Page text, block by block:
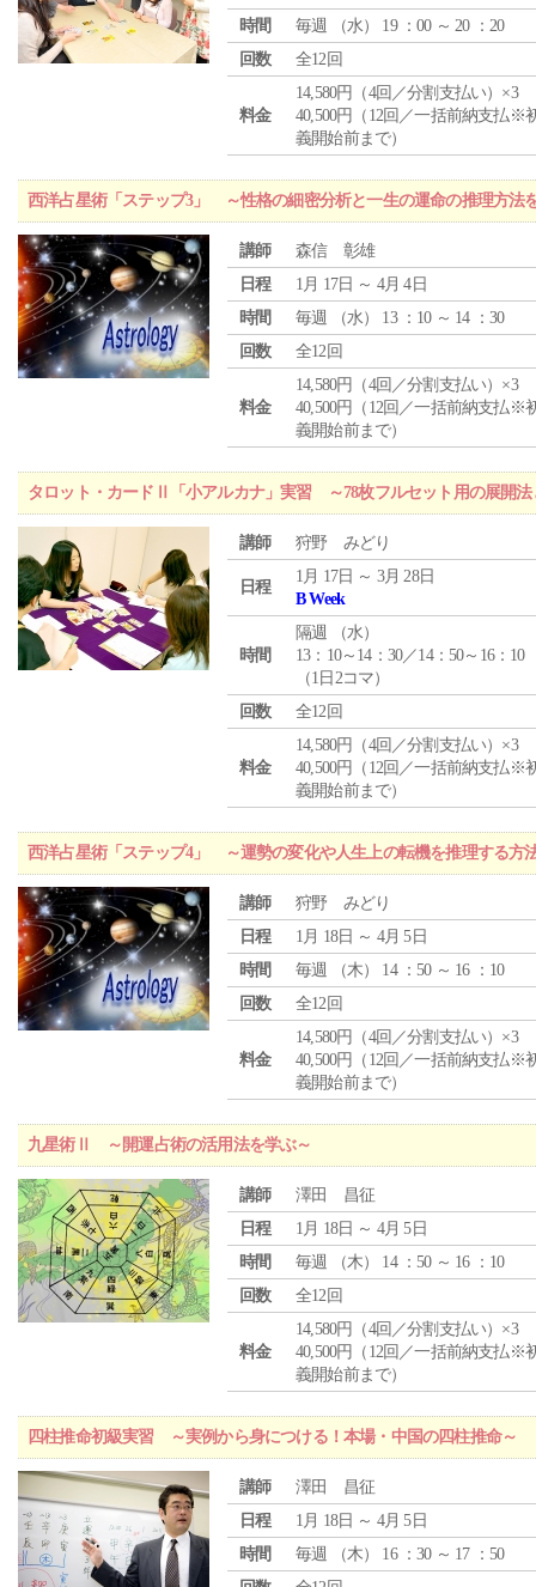
時間
毎週 （水） 19 ：00 ～ 20 ：20
回数
全12回
料金
14,580円（4回／分割支払い）×3
40,500円（12回／一括前納支払※
義開始前まで）
西洋占星術「ステップ3」 ～性格の細密分析と一生の運命の推理方法
講師
森信 彰雄
日程
1月 17日 ～ 4月 4日
時間
毎週 （水） 13 ：10 ～ 14 ：30
回数
全12回
料金
14,580円（4回／分割支払い）×3
40,500円（12回／一括前納支払※
義開始前まで）
タロット・カードⅡ「小アルカナ」実習 ～78枚フルセット用の展開法
講師 狩野 みどり
日程
1月 17日 ～ 3月 28日
B Week
時間
隔週 （水）
13：10～14：30／14：50～16：10
（1日2コマ）
回数
全12回
料金
14,580円（4回／分割支払い）×3
40,500円（12回／一括前納支払※
義開始前まで）
西洋占星術「ステップ4」 ～運勢の変化や人生上の転機を推理する方
講師
狩野 みどり
日程
1月 18日 ～ 4月 5日
時間
毎週 （木） 14 ：50 ～ 16 ：10
回数
全12回
料金
14,580円（4回／分割支払い）×3
40,500円（12回／一括前納支払※
義開始前まで）
九星術Ⅱ ～開運占術の活用法を学ぶ～
講師
澤田 昌征
日程
1月 18日 ～ 4月 5日
時間
毎週 （木） 14 ：50 ～ 16 ：10
回数
全12回
料金
14,580円（4回／分割支払い）×3
40,500円（12回／一括前納支払※
義開始前まで）
四柱推命初級実習 ～実例から身につける！本場・中国の四柱推命～
講師
澤田 昌征
日程
1月 18日 ～ 4月 5日
時間
毎週 （木） 16 ：30 ～ 17 ：50